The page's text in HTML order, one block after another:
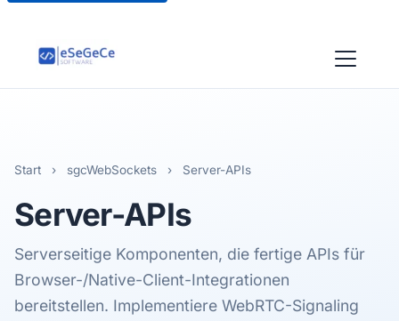
Start › sgcWebSockets › Server-APIs
Server-APIs
Serverseitige Komponenten, die fertige APIs für
Browser-/Native-Client-Integrationen
bereitstellen. Implementiere WebRTC-Signaling